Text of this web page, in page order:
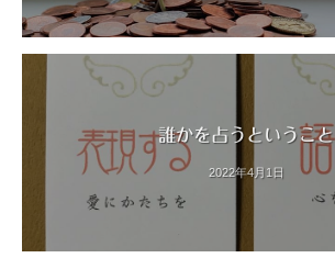
誰かを占うということ
2022年4月1日